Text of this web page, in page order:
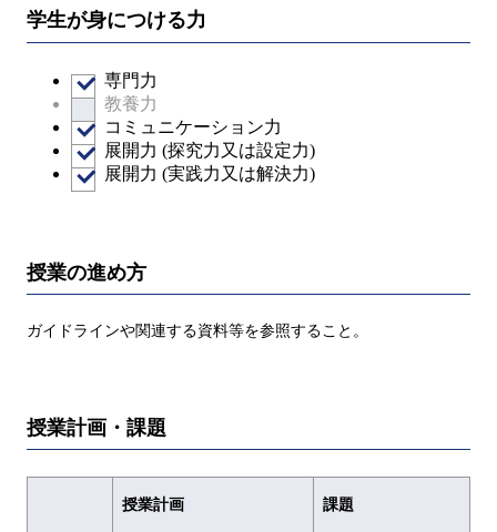
学生が身につける力
専門力
教養力
コミュニケーション力
展開力 (探究力又は設定力)
展開力 (実践力又は解決力)
授業の進め方
ガイドラインや関連する資料等を参照すること。
授業計画・課題
授業計画 課題